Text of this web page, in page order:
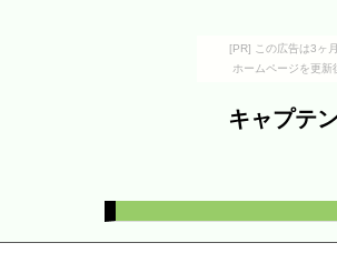
[PR] この広告は3ヶ
ホームページを更
キャプテ